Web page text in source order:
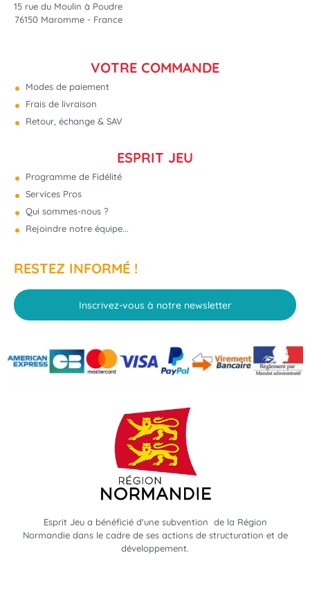
15 rue du Moulin à Poudre
76150 Maromme - France
VOTRE COMMANDE
Modes de paiement
Frais de livraison
Retour, échange & SAV
ESPRIT JEU
Programme de Fidélité
Services Pros
Qui sommes-nous ?
Rejoindre notre équipe...
RESTEZ INFORMÉ !
Inscrivez-vous à notre newsletter
Esprit Jeu a bénéficié d'une subvention de la Région
Normandie dans le cadre de ses actions de structuration et de
développement.